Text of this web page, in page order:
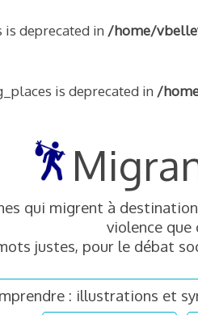
is deprecated in /home/
is deprecated in /
qui migrent à
violence que
justes, pour le débat
: illustrations et